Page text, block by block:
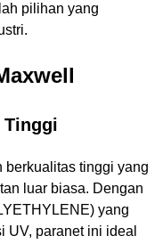
pilihan yang
Tinggi
berkualitas tinggi yang
luar biasa. Dengan
yang
paranet ini ideal